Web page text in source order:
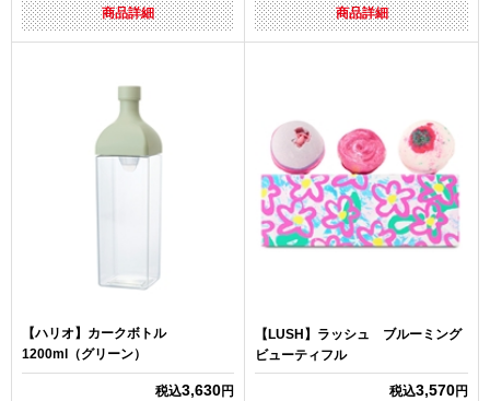
商品詳細 商品詳細
【ハリオ】カークボトル
1200ml（グリーン）
税込3,630円
【LUSH】ラッシュ ブルーミング
ビューティフル
税込3,570円